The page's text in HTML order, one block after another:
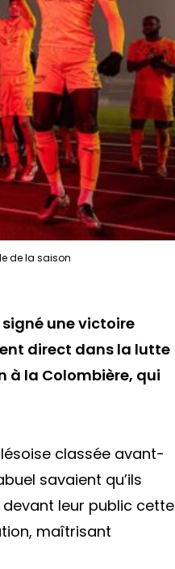
de la saison
signé une victoire
direct dans la lutte
à la Colombière, qui
classée avant-
savaient qu’ils
devant leur public cette
maîtrisant